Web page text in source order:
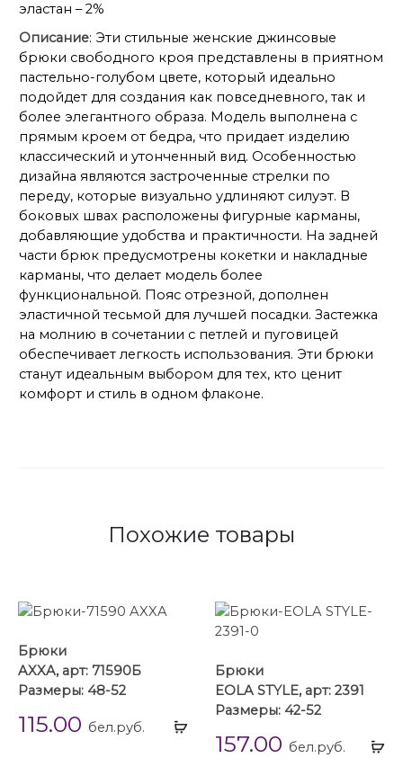
эластан – 2%
Описание: Эти стильные женские джинсовые
брюки свободного кроя представлены в приятном
пастельно-голубом цвете, который идеально
подойдет для создания как повседневного, так и
более элегантного образа. Модель выполнена с
прямым кроем от бедра, что придает изделию
классический и утонченный вид. Особенностью
дизайна являются застроченные стрелки по
переду, которые визуально удлиняют силуэт. В
боковых швах расположены фигурные карманы,
добавляющие удобства и практичности. На задней
части брюк предусмотрены кокетки и накладные
карманы, что делает модель более
функциональной. Пояс отрезной, дополнен
эластичной тесьмой для лучшей посадки. Застежка
на молнию в сочетании с петлей и пуговицей
обеспечивает легкость использования. Эти брюки
станут идеальным выбором для тех, кто ценит
комфорт и стиль в одном флаконе.
Похожие товары
Выбрать
Брюки
AXXA, арт: 71590Б
Размеры: 48-52
115.00 бел.руб.
Брюки
EOLA STYLE, арт: 2391
Размеры: 42-52
157.00 бел.руб.